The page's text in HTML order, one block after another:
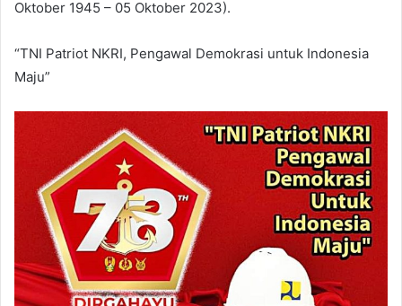
Oktober 1945 – 05 Oktober 2023).
“TNI Patriot NKRI, Pengawal Demokrasi untuk Indonesia
Maju”